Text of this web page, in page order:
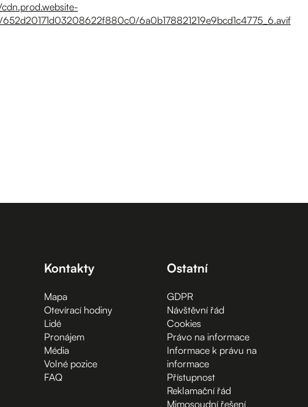
Kontakty
Mapa
Otevírací hodiny
Lidé
Pronájem
Média
Volné pozice
FAQ
Ostatní
GDPR
Návštěvní řád
Cookies
Právo na informace
Informace k právu na
informace
Přístupnost
Reklamační řád
Mimosoudní řešení